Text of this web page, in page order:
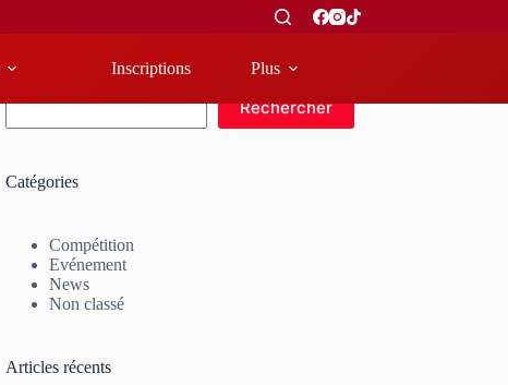
Inscriptions Plus
Rechercher
Rechercher
Catégories
Compétition
Evénement
News
Non classé
Articles récents